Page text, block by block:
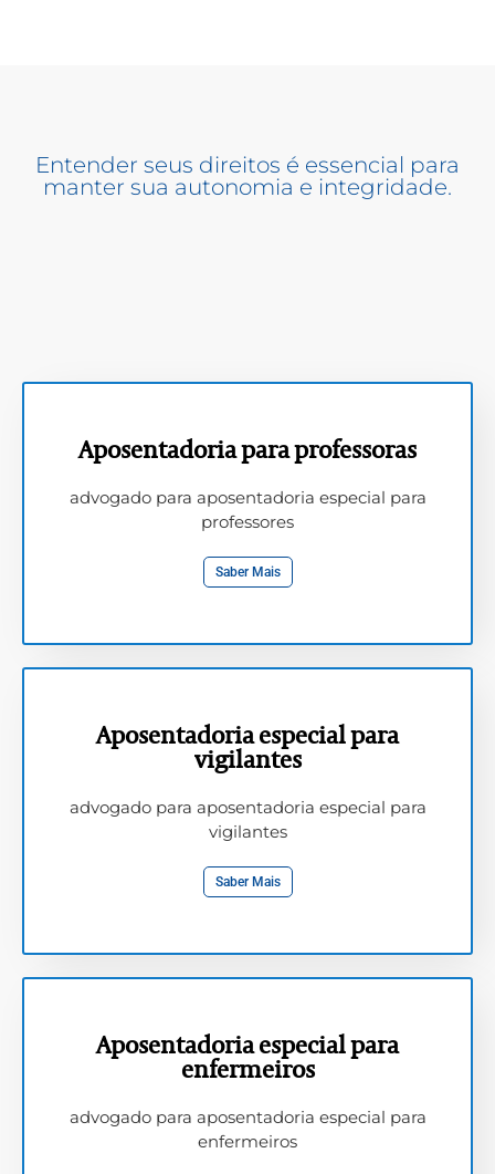
Entender seus direitos é essencial para
manter sua autonomia e integridade.
Aposentadoria para professoras
advogado para aposentadoria especial para
professores
Saber Mais
Aposentadoria especial para
vigilantes
advogado para aposentadoria especial para
vigilantes
Saber Mais
Aposentadoria especial para
enfermeiros
advogado para aposentadoria especial para
enfermeiros